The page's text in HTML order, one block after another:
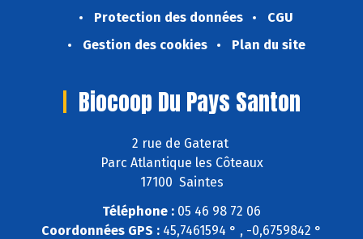
Protection des données
CGU
Gestion des cookies
Plan du site
Biocoop Du Pays Santon
2 rue de Gaterat
Parc Atlantique les Côteaux
17100 Saintes
Téléphone : 05 46 98 72 06
Coordonnées GPS : 45,7461594 ° , -0,6759842 °